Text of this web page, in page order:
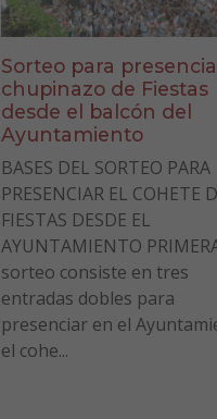
Sorteo para
chupinazo de Fiestas
desde el balcón del
Ayuntamiento
BASES DEL SORTEO PARA
PRESENCIAR EL COHETE
FIESTAS DESDE EL
AYUNTAMIENTO
sorteo consiste en tres
entradas dobles para
presenciar en el
el cohe...